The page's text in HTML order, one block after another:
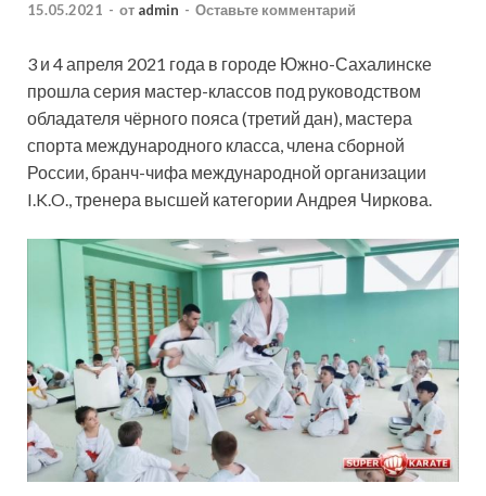
15.05.2021 - от admin - Оставьте комментарий
3 и 4 апреля 2021 года в городе Южно-Сахалинске
прошла серия мастер-классов под руководством
обладателя чёрного пояса (третий дан), мастера
спорта международного класса, члена сборной
России, бранч-чифа международной организации
I.K.O., тренера высшей категории Андрея Чиркова.